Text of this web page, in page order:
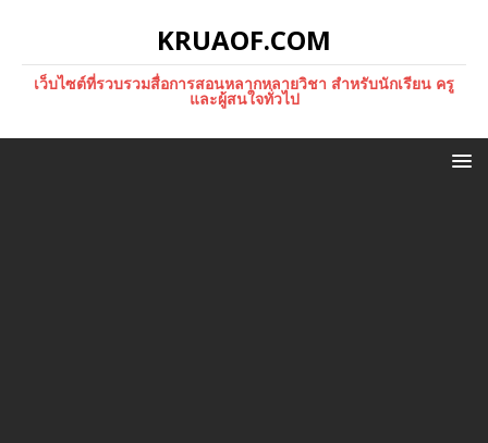
KRUAOF.COM
เว็บไซต์ที่รวบรวมสื่อการสอนหลากหลายวิชา สำหรับนักเรียน ครู
และผู้สนใจทั่วไป